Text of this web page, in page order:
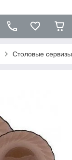
Столовые сервизы